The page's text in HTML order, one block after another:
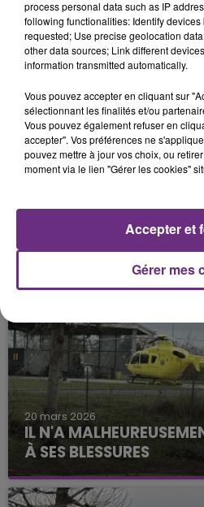
22 mars 2026
CLAP DE DÉBUT POUR
CINÉMA
22 mars 2026
LES BOMBARDIERS
DE LA COUPE DE
20 mars 2026
IL N'A
À SES BLESSURES
process personal data such as IP
following functionalities: Identify
requested; Use precise geolocation
other data sources; Link different
information transmitted automatically.
Vous pouvez accepter en cliquant sur
sélectionnant les finalités et/ou
Vous pouvez également refuser en
accepter". Vos préférences ne
pouvez mettre à jour vos choix, ou
moment via le lien "Gérer les cookies"
Gérer mes
Accepter et